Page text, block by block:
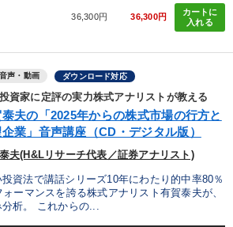
36,300円 36,300円
カートに
入れる
音声・動画 ダウンロード対応
資家に定評の実力株式アナリストが教える
夫の「2025年からの株式市場の行方と
業」音声講座（CD・デジタル版）
夫(H&Lリサーチ代表／証券アナリスト)
資法で講話シリーズ10年にわたり的中率80％
ーマンスを誇る株式アナリスト有賀泰夫が、
析。 これからの...